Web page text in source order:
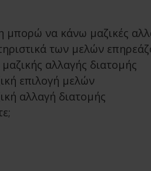
μπορώ να κάνω μαζικές
των μελών
αλλαγής διατομής
επιλογή μελών
αλλαγή διατομής